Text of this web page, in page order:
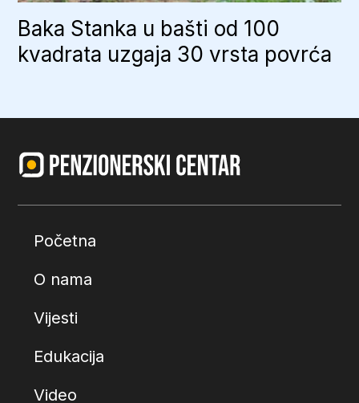
Baka Stanka u bašti od 100
kvadrata uzgaja 30 vrsta povrća
Početna
O nama
Vijesti
Edukacija
Video